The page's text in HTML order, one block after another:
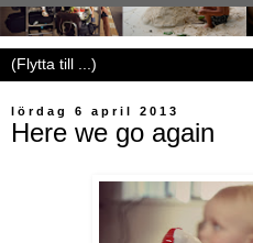
lördag 6 april 2013
Here we go again